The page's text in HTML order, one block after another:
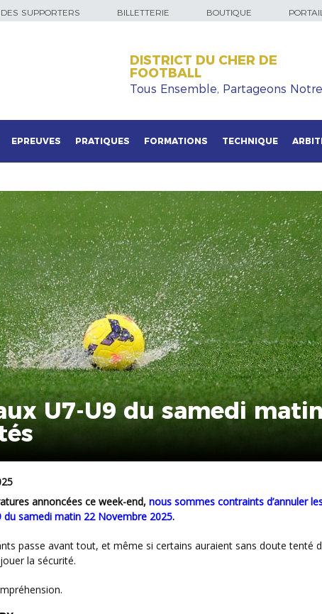
SUPPORTERS BILLETTERIE BOUTIQUE
DISTRICT DU CHER DE
FOOTBALL
Tous Ensemble, Partageons
EPREUVES PRATIQUES FORMATIONS TECHNIQUE
U7-U9 du samedi
annoncées ce week-end, nous sommes contraints d’annuler
du samedi matin 22 Novembre 2025.
la sécurité.